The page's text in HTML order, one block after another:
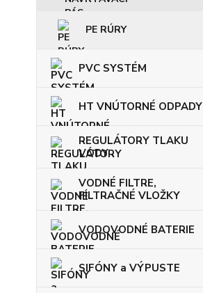
PE RÚRY
PVC SYSTÉM
HT VNÚTORNÉ ODPADY
REGULÁTORY TLAKU
VODY
VODNÉ FILTRE,
FILTRAČNÉ VLOŽKY
VODOVODNÉ BATERIE
SIFÓNY a VÝPUSTE